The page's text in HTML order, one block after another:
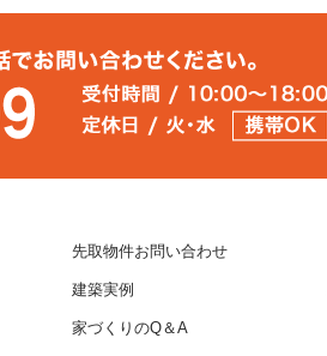
先取物件お問い合わせ
建築実例
家づくりのQ＆A